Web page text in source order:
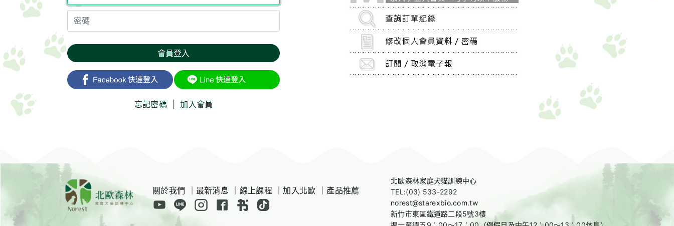
會員登入
忘記密碼 |加入會員
關於我們 最新消息 線上課程 ｜加入北歐 產品推薦
北歐森林家庭犬貓訓練中心
TEL:(03) 533-2292
norest@starexbio.com.tw
新竹市東區鐵道路二段5號3樓